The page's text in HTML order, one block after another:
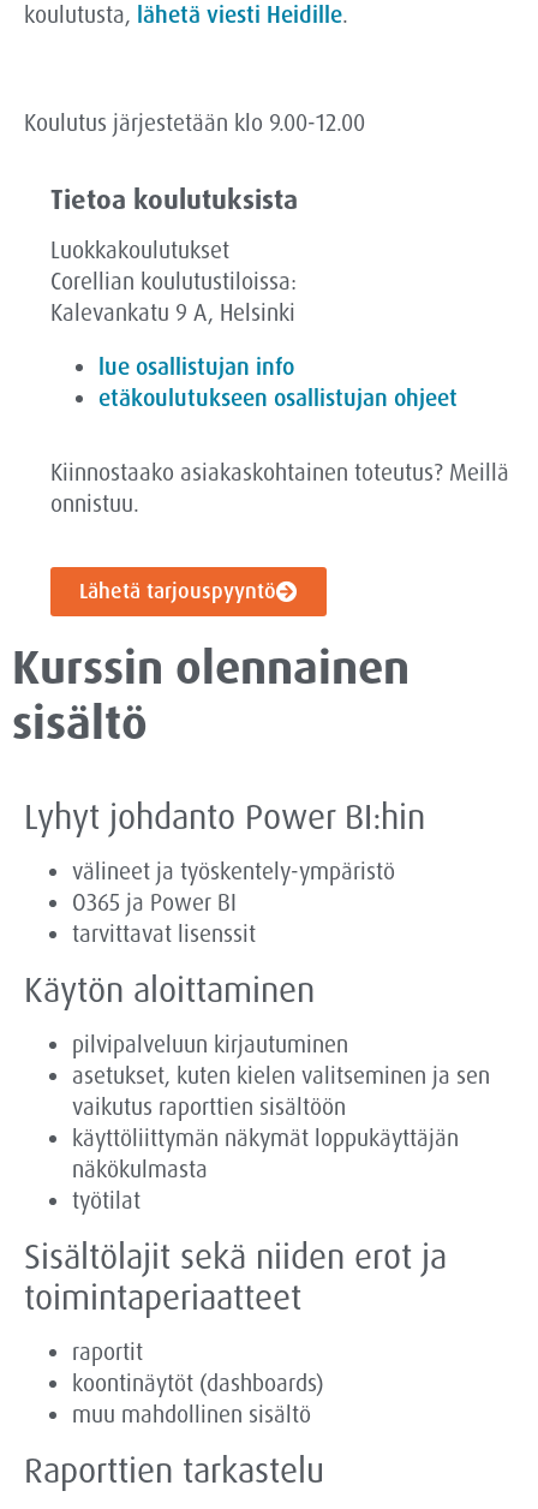
koulutusta, lähetä viesti Heidille.
Koulutus järjestetään klo 9.00-12.00
Tietoa koulutuksista
Luokkakoulutukset
Corellian koulutustiloissa:
Kalevankatu 9 A, Helsinki
lue osallistujan info
etäkoulutukseen osallistujan ohjeet
Kiinnostaako asiakaskohtainen toteutus? Meillä
onnistuu.
Lähetä tarjouspyyntö
Kurssin olennainen
sisältö
Lyhyt johdanto Power BI:hin
välineet ja työskentely-ympäristö
O365 ja Power BI
tarvittavat lisenssit
Käytön aloittaminen
pilvipalveluun kirjautuminen
asetukset, kuten kielen valitseminen ja sen
vaikutus raporttien sisältöön
käyttöliittymän näkymät loppukäyttäjän
näkökulmasta
työtilat
Sisältölajit sekä niiden erot ja
toimintaperiaatteet
raportit
koontinäytöt (dashboards)
muu mahdollinen sisältö
Raporttien tarkastelu